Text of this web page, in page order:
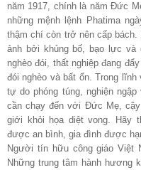
năm 1917, chính là năm Đức
những mệnh lệnh Phatima
thậm chí còn trở nên cấp
ảnh bởi khủng bố, bạo lực và
nghèo đói, thất nghiệp đang
đói nghèo và bất ổn. Trong
tự do phóng túng, nghiện
cần chạy đến với Đức Mẹ,
giới khỏi họa diệt vong. Hãy
được an bình, gia đình được
Người tín hữu công giáo Việt
Những trung tâm hành